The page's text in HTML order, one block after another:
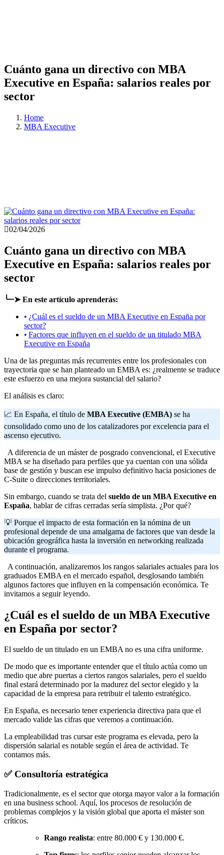
Cuánto gana un directivo con MBA
Executive en España: salarios reales por
sector
Home
MBA Executive
02/04/2026
Cuánto gana un directivo con MBA
Executive en España: salarios reales por
sector
╰┈➤ En este artículo aprenderás:
¿Cuál es el sueldo de un MBA Executive en España por
sector?
Factores que influyen en el sueldo de un titulado MBA
Executive en España
Una de las preguntas más recurrentes entre los profesionales con
trayectoria que se han planteado un EMBA es: ¿realmente se traduce
este esfuerzo en una mejora sustancial del salario?
El análisis es claro:
📈 En España, el título de MBA Executive (EMBA) se ha
consolidado como uno de los catalizadores por excelencia para el
ascenso ejecutivo.
A diferencia de un máster de posgrado convencional, el Executive
MBA se ha diseñado para perfiles que ya cuentan con una sólida
base de gestión y buscan ese impulso definitivo hacia posiciones de
C-Suite o direcciones territoriales.
Sin embargo, cuando se trata del sueldo de un MBA Executive en
España, hablar de cifras cerradas sería simplista. ¿Por qué?
💡 Porque el impacto de esta formación en la nómina de un
profesional depende de una amalgama de factores que van desde la
ubicación geográfica hasta la inversión en networking realizada
durante el programa.
A continuación, analizaremos los rangos salariales actuales para los
graduados EMBA en el mercado español, desglosando también
algunos factores que influyen en la compensación económica. Te
invitamos a seguir leyendo.
¿Cuál es el sueldo de un MBA Executive
en España por sector?
El sueldo de un titulado en un EMBA no es una cifra uniforme.
De modo que es importante entender que el título actúa como un
medio que abre puertas a ciertos rangos salariales, pero el sueldo
final estará determinado por la madurez del sector elegido y la
capacidad de la empresa para retribuir el talento estratégico.
En España, es necesario tener experiencia directiva para que el
mercado valide las cifras que veremos a continuación.
La empleabilidad tras cursar este programa es elevada, pero la
dispersión salarial es notable según el área de actividad. Te
contamos más.
✅ Consultoría estratégica
Tradicionalmente, es el sector que otorga mayor valor a la formación
en una business school. Aquí, los procesos de resolución de
problemas complejos y la visión global que aporta el máster son
críticos.
Rango realista: entre 80.000 € y 130.000 €.